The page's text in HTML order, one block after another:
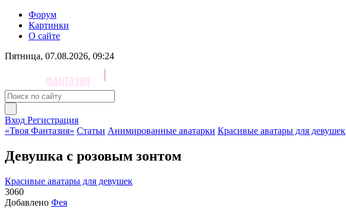
Форум
Картинки
О сайте
Пятница, 07.08.2026, 09:24
Вход Регистрация
«Твоя Фантазия» Статьи Анимированные аватарки Красивые аватары для девушек
Девушка с розовым зонтом
Красивые аватары для девушек
3060
Добавлено Фея